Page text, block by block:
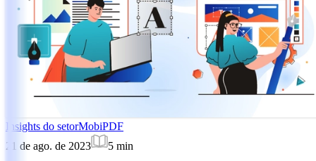
Insights do setorMobiPDF
21 de ago. de 2023
5 min